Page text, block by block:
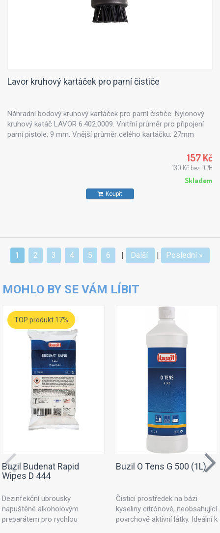
Lavor kruhový kartáček pro parní čističe
Náhradní bodový kruhový kartáček pro parní čističe. Nylonový
kruhový katáč LAVOR 6.402.0009. Vnitřní průměr pro připojení
parní pistole: 9 mm. Vnější průměr celého kartáčku: 27mm
157 Kč
130 Kč bez DPH
Skladem
Koupit
1 2 3 4 5 6 | Další | Poslední »
MOHLO BY SE VÁM LÍBIT
TOP produkt 17%
Buzil Budenat Rapid
Wipes D 444
Dezinfekční ubrousky
napuštěné alkoholovým
preparátem pro rychlou
Buzil O Tens G 500 (1L)
Čisticí prostředek na bázi
kyseliny citrónové, neobsahující
povrchově aktivní látky. Ideální k